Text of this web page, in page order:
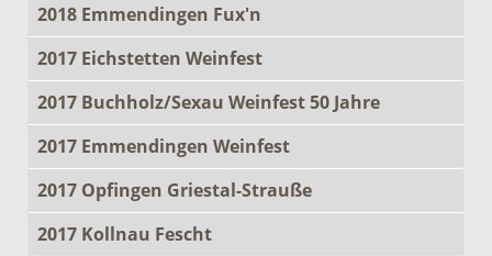
2018 Emmendingen Fux'n
2017 Eichstetten Weinfest
2017 Buchholz/Sexau Weinfest 50 Jahre
2017 Emmendingen Weinfest
2017 Opfingen Griestal-Strauße
2017 Kollnau Fescht